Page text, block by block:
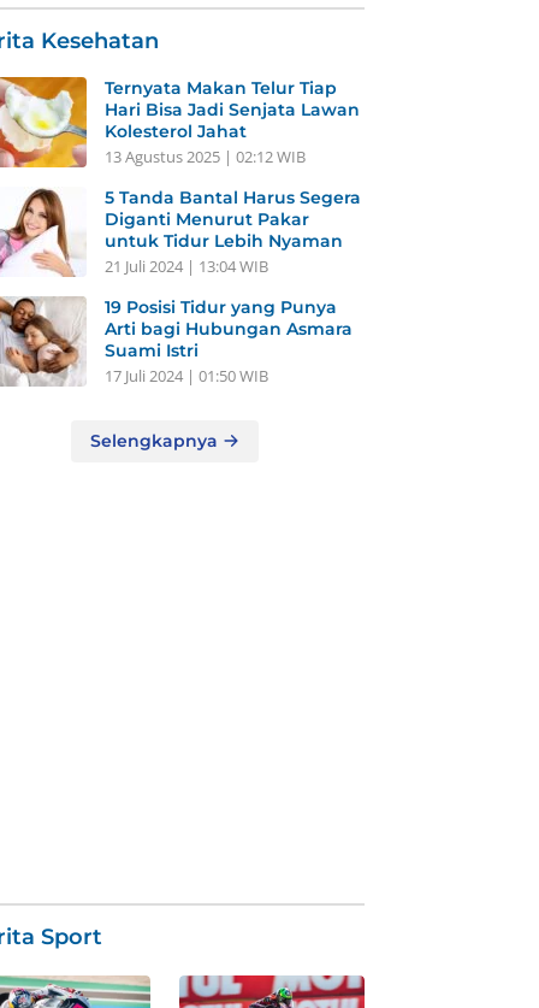
Kesehatan
Ternyata Makan Telur Tiap
Hari Bisa Jadi Senjata Lawan
Kolesterol Jahat
13 Agustus 2025 | 02:12 WIB
5 Tanda Bantal Harus Segera
Diganti Menurut Pakar
untuk Tidur Lebih Nyaman
21 Juli 2024 | 13:04 WIB
19 Posisi Tidur yang Punya
Arti bagi Hubungan Asmara
Suami Istri
17 Juli 2024 | 01:50 WIB
Selengkapnya
Sport